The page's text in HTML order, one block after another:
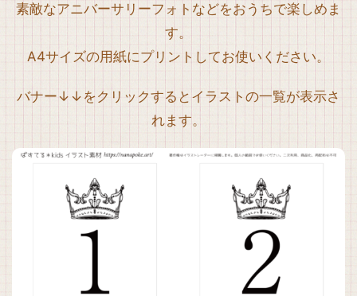
素敵なアニバーサリーフォトなどをおうちで楽しめま
す。
A4サイズの用紙にプリントしてお使いください。
バナー↓↓をクリックするとイラストの一覧が表示さ
れます。